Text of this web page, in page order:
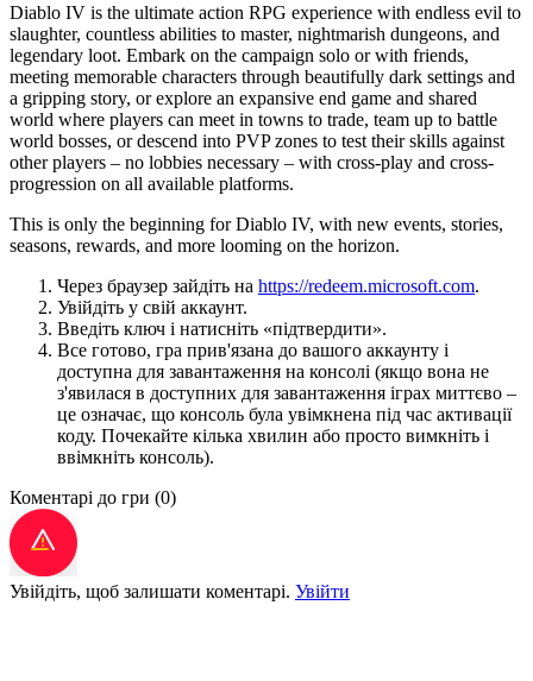
Diablo IV is the ultimate action RPG experience with endless evil to
slaughter, countless abilities to master, nightmarish dungeons, and
legendary loot. Embark on the campaign solo or with friends,
meeting memorable characters through beautifully dark settings and
a gripping story, or explore an expansive end game and shared
world where players can meet in towns to trade, team up to battle
world bosses, or descend into PVP zones to test their skills against
other players – no lobbies necessary – with cross-play and cross-
progression on all available platforms.
This is only the beginning for Diablo IV, with new events, stories,
seasons, rewards, and more looming on the horizon.
Через браузер зайдіть на https://redeem.microsoft.com.
Увійдіть у свій аккаунт.
Введіть ключ і натисніть «підтвердити».
Все готово, гра прив'язана до вашого аккаунту і
доступна для завантаження на консолі (якщо вона не
з'явилася в доступних для завантаження іграх миттєво –
це означає, що консоль була увімкнена під час активації
коду. Почекайте кілька хвилин або просто вимкніть і
ввімкніть консоль).
Коментарі до гри (0)
Увійдіть, щоб залишати коментарі. Увійти